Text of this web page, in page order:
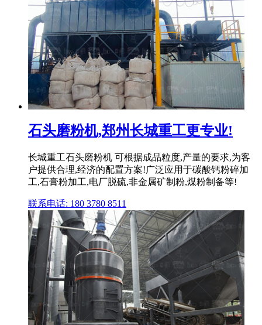
石头磨粉机,郑州长城重工更专业!
长城重工石头磨粉机 可根据成品粒度,产量的要求,为客
户提供合理,经济的配置方案!广泛应用于碳酸钙粉碎加
工,石膏粉加工,电厂脱硫,非金属矿制粉,煤粉制备等!
联系电话: 180 3780 8511